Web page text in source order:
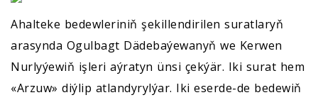
Ahalteke bedewleriniň şekillendirilen suratlaryň
arasynda Ogulbagt Dädebaýewanyň we Kerwen
Nurlyýewiň işleri aýratyn ünsi çekýär. Iki surat hem
«Arzuw» diýlip atlandyrylýar. Iki eserde-de bedewiň